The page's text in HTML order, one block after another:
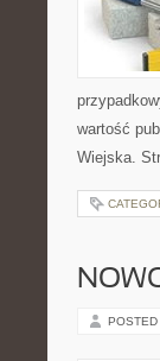
wartość
Wiejska.
POSTED